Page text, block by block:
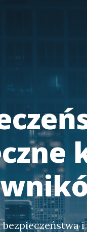
bezpieczeństwa